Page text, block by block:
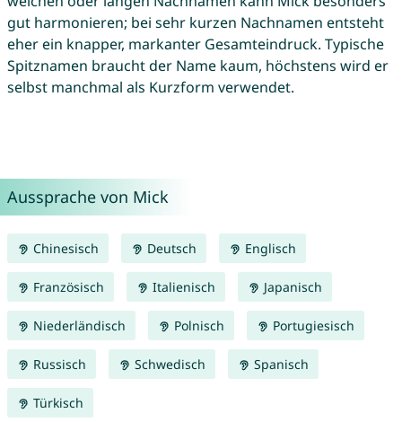
gut harmonieren; bei sehr kurzen Nachnamen entsteht
eher ein knapper, markanter Gesamteindruck. Typische
Spitznamen braucht der Name kaum, höchstens wird er
selbst manchmal als Kurzform verwendet.
Aussprache von Mick
Chinesisch Deutsch Englisch
Französisch Italienisch Japanisch
Niederländisch Polnisch Portugiesisch
Russisch Schwedisch Spanisch
Türkisch